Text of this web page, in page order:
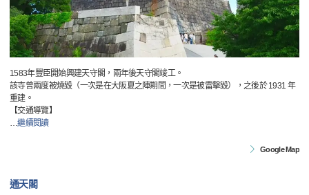
1583年豐臣開始興建天守閣，兩年後天守閣竣工。
該寺曾兩度被燒毀（一次是在大阪夏之陣期間，一次是被雷擊毀），之後於 1931 年
重建。
【交通導覽】
…繼續閱讀
Google Map
通天閣